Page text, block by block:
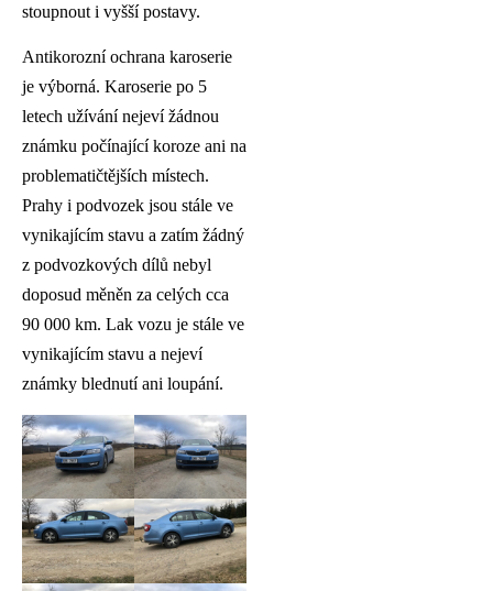
stoupnout i vyšší postavy.
Antikorozní ochrana karoserie
je výborná. Karoserie po 5
letech užívání nejeví žádnou
známku počínající koroze ani na
problematičtějších místech.
Prahy i podvozek jsou stále ve
vynikajícím stavu a zatím žádný
z podvozkových dílů nebyl
doposud měněn za celých cca
90 000 km. Lak vozu je stále ve
vynikajícím stavu a nejeví
známky blednutí ani loupání.